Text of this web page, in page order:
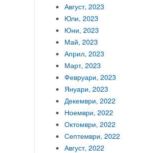
Август, 2023
Юли, 2023
Юни, 2023
Май, 2023
Април, 2023
Март, 2023
Февруари, 2023
Януари, 2023
Декември, 2022
Ноември, 2022
Октомври, 2022
Септември, 2022
Август, 2022